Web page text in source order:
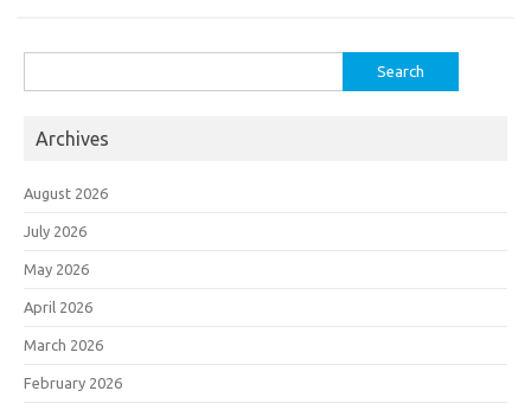
for:
Archives
August 2026
July 2026
May 2026
April 2026
March 2026
February 2026